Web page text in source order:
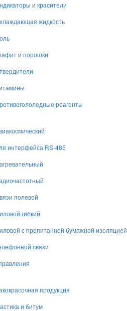
и красители
жидкость
и порошки
реагенты
интерфейса RS-485
полевой
гибкий
с пропитанной бумажной изоляцией
связи
продукция
и битум